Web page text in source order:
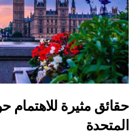
حقائق مثيرة للاهتمام
المتحدة